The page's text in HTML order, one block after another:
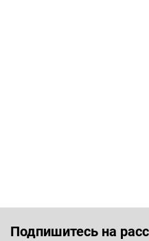
Подпишитесь на